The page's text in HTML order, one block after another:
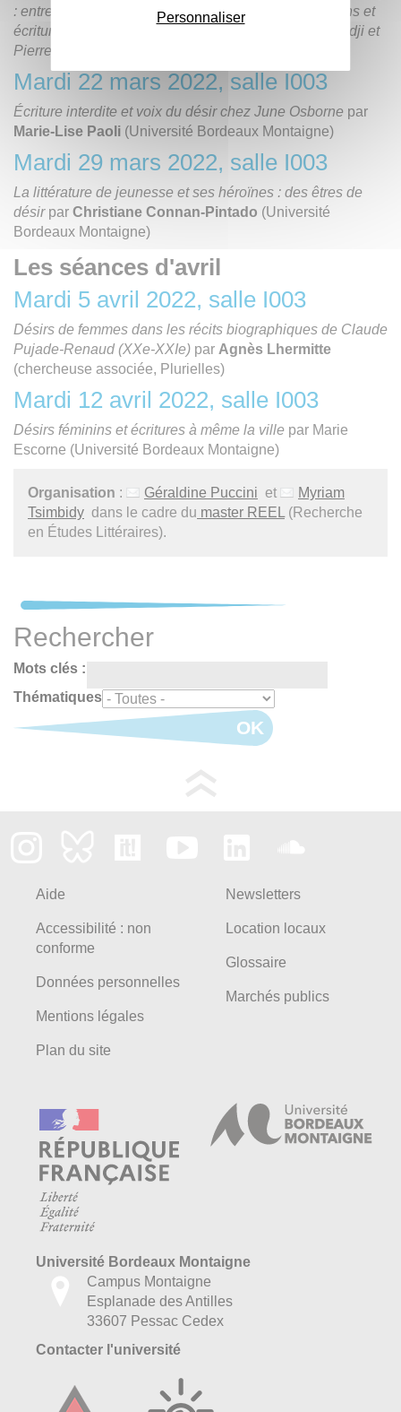
: entre fiction critique et photographies, représentations et
écriture du désir féminin dans Bovary de Magdi Senadji et
Pierre Michon
Mardi 22 mars 2022, salle I003
Écriture interdite et voix du désir chez June Osborne par
Marie-Lise Paoli (Université Bordeaux Montaigne)
Mardi 29 mars 2022, salle I003
La littérature de jeunesse et ses héroïnes : des êtres de
désirpar Christiane Connan-Pintado (Université
Bordeaux Montaigne)
Les séances d'avril
Mardi 5 avril 2022, salle I003
Désirs de femmes dans les récits biographiques de Claude
Pujade-Renaud (XXe-XXIe) par Agnès Lhermitte
(chercheuse associée, Plurielles)
Mardi 12 avril 2022, salle I003
Désirs féminins et écritures à même la ville par Marie
Escorne (Université Bordeaux Montaigne)
Organisation : Géraldine Puccini et
Myriam
Tsimbidy dans le cadre du master REEL (Recherche
en Études Littéraires).
Rechercher
Mots clés :
Thématiques
OK
Aide
Accessibilité : non
conforme
Données personnelles
Mentions légales
Plan du site
Newsletters
Location locaux
Glossaire
Marchés publics
Université Bordeaux Montaigne
Campus Montaigne
Esplanade des Antilles
33607 Pessac Cedex
Contacter l'université
Personnaliser